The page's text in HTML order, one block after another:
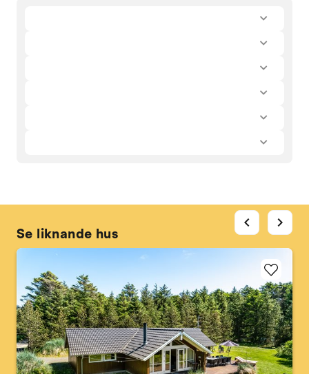
Se liknande hus
chevron_left chevron_right